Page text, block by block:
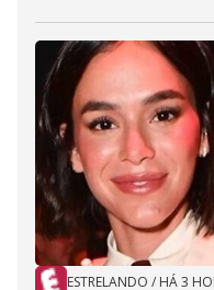
ESTRELANDO / HÁ 3